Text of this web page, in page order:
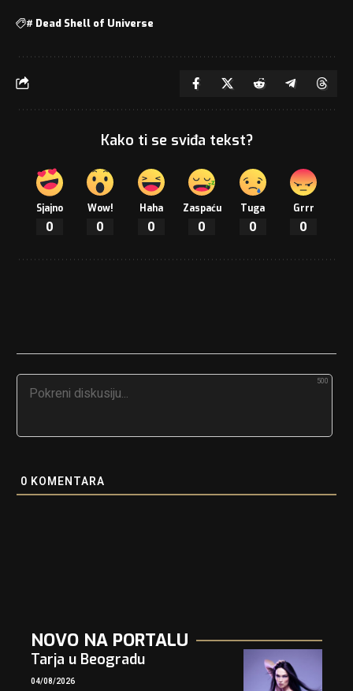
# Dead Shell of Universe
Kako ti se sviđa tekst?
Sjajno
0
Wow!
0
Haha
0
Zaspaću
0
Tuga
0
Grrr
0
500
0 KOMENTARA
NOVO NA PORTALU
Tarja u Beogradu
04/08/2026